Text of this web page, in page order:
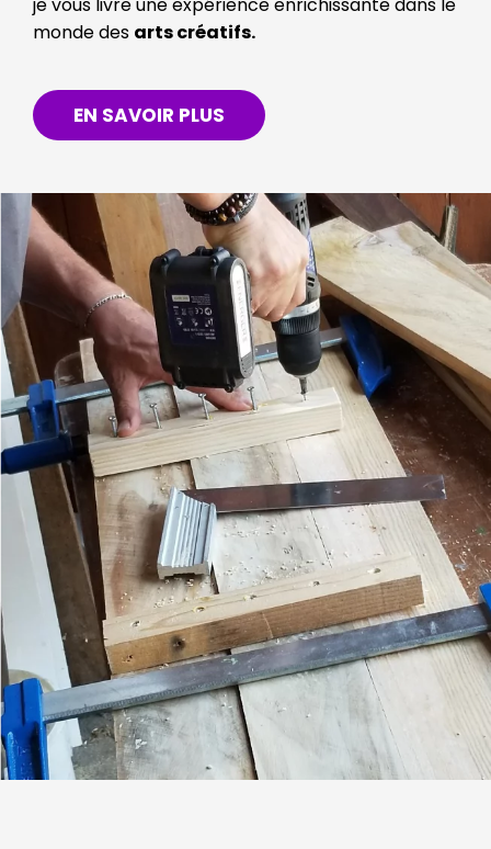
monde des arts créatifs.
EN SAVOIR PLUS